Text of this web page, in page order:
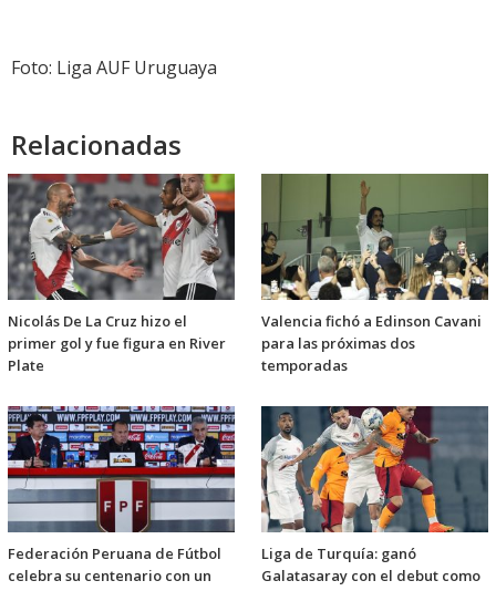
Foto: Liga AUF Uruguaya
Relacionadas
Nicolás De La Cruz hizo el
primer gol y fue figura en River
Plate
Valencia fichó a Edinson Cavani
para las próximas dos
temporadas
Federación Peruana de Fútbol
celebra su centenario con un
Liga de Turquía: ganó
Galatasaray con el debut como